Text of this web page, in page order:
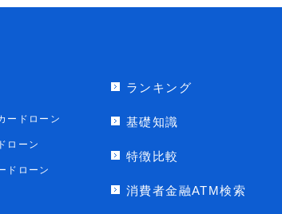
ードローン
ローン
ドローン
ランキング
基礎知識
特徴比較
消費者金融ATM検索